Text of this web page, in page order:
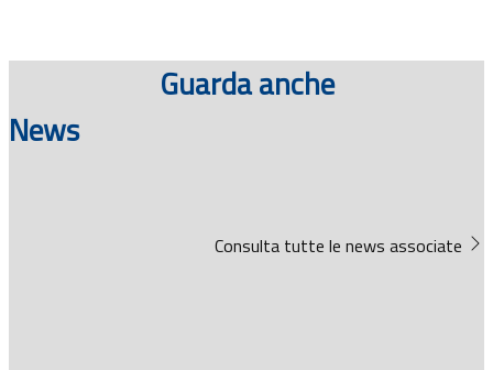
Guarda anche
News
Consulta tutte le news associate